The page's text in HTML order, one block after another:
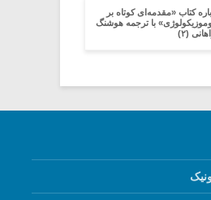
کتاب «مقدمه‌ای کوتاه بر
با ترجمه هوشنگ
(۲)